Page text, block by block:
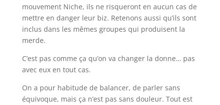
mouvement Niche, ils ne risqueront en aucun cas de
mettre en danger leur biz. Retenons aussi qu’ils sont
inclus dans les mêmes groupes qui produisent la
merde.
C’est pas comme ça qu’on va changer la donne… pas
avec eux en tout cas.
On a pour habitude de balancer, de parler sans
équivoque, mais ça n’est pas sans douleur. Tout est